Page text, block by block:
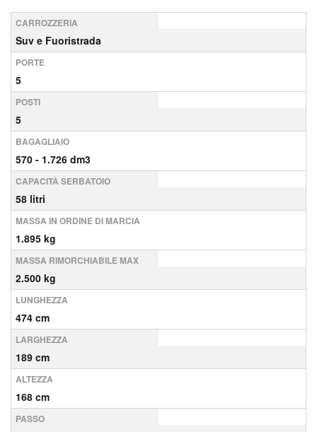
CARROZZERIA
Suv e Fuoristrada
PORTE
5
POSTI
5
BAGAGLIAIO
570 - 1.726 dm3
CAPACITÀ SERBATOIO
58 litri
MASSA IN ORDINE DI MARCIA
1.895 kg
MASSA RIMORCHIABILE MAX
2.500 kg
LUNGHEZZA
474 cm
LARGHEZZA
189 cm
ALTEZZA
168 cm
PASSO